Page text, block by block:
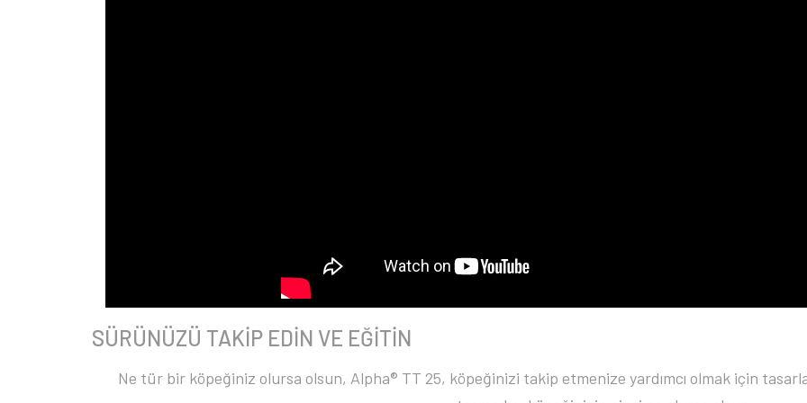
SÜRÜNÜZÜ TAKİP EDİN VE EĞİTİN
Ne tür bir köpeğiniz olursa olsun, Alpha® TT 25, köpeğinizi takip etmenize yardımcı olmak için